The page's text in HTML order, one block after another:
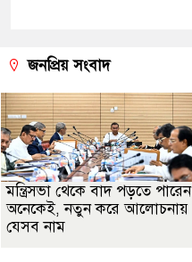
জনপ্রিয় সংবাদ
মন্ত্রিসভা থেকে বাদ পড়তে পারেন
অনেকেই, নতুন করে আলোচনায়
যেসব নাম